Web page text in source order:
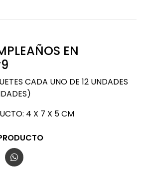
EN
CADA UNO DE 12 UNDADES
4 X 7 X 5 CM